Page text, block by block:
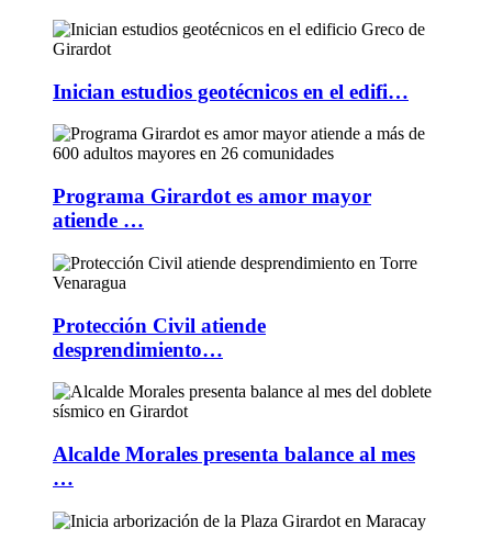
Inician estudios geotécnicos en el edifi…
Programa Girardot es amor mayor
atiende …
Protección Civil atiende
desprendimiento…
Alcalde Morales presenta balance al mes
…